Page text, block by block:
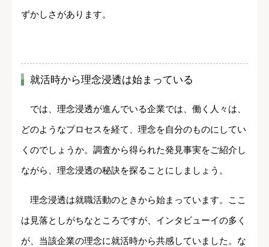
ずかしさがあります。
就活時から理念浸透は始まっている
では、理念浸透が進んでいる企業では、働く人々は、
どのようなプロセスを経て、理念を自分のものにしてい
くのでしょうか。調査から得られた発見事実をご紹介し
ながら、理念浸透の秘訣を探ることにしましょう。
理念浸透は就職活動のときから始まっています。ここ
は見落としがちなところですが、インタビューイの多く
が、当該企業の理念に就活時から共感していました。な